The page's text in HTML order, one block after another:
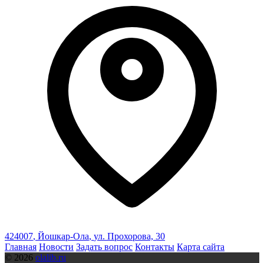
424007, Йошкар-Ола, ул. Прохорова, 30
Главная Новости Задать вопрос Контакты Карта сайта
© 2026 olalib.ru